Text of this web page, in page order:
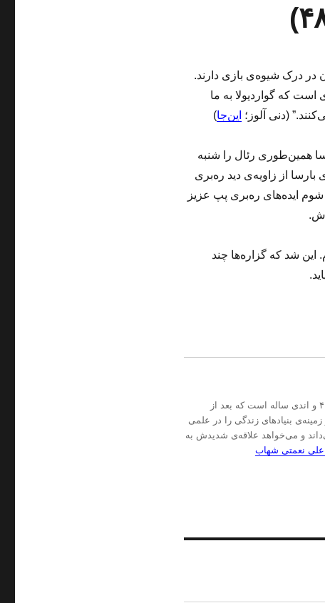
در درک شیوه‌ی بازی دارند.
که گواردیولا به ما
(دنی آلوز؛ این‌جا)
همین‌طوری رئال را شنبه
از زاویه‌ی دید ره‌بری
ایده‌های ره‌بری پپ عزیز
این شد که گزاره‌ها چند
ـ این‌جا دفترچه‌ی یادداشت‌ آن‌لاین یک جوان (!؟) سابقِ حالا ۴۰ و اندی ساله است که بعد از
بنیادهای زندگی را در علمی
و می‌خواهد علاقه‌ی شدیدش به
نعمتی شهاب